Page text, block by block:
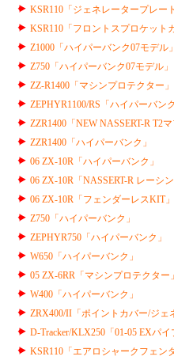
KSR110「ジェネレータープレー
KSR110「フロントスプロケット
Z1000「ハイパーバンク07モデル
Z750「ハイパーバンク07モデル」
ZZ-R1400「マシンプロテクター」
ZEPHYR1100/RS「ハイパーバン
ZZR1400「NEW NASSERT-R T2
ZZR1400「ハイパーバンク」
06 ZX-10R「ハイパーバンク」
06 ZX-10R「NASSERT-R レーシ
06 ZX-10R「フェンダーレスKIT」
Z750「ハイパーバンク」
ZEPHYR750「ハイパーバンク」
W650「ハイパーバンク」
05 ZX-6RR「マシンプロテクター
W400「ハイパーバンク」
ZRX400/II「ポイントカバー/ジェ
D-Tracker/KLX250「01-05 EXパ
KSR110「エアロシャークフェン